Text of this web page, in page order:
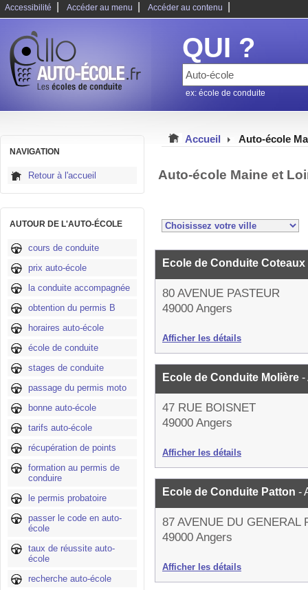
Accessibilité Accéder au menu Accéder au contenu
QUI ?
ex: école de conduite
NAVIGATION
Retour à l'accueil
AUTOUR DE L'AUTO-ÉCOLE
cours de conduite
prix auto-école
la conduite accompagnée
obtention du permis B
horaires auto-école
école de conduite
stages de conduite
passage du permis moto
bonne auto-école
tarifs auto-école
récupération de points
formation au permis de
conduire
le permis probatoire
passer le code en auto-
école
taux de réussite auto-
école
recherche auto-école
Accueil Auto-école
Auto-école Maine et
Ecole de Conduite
80 AVENUE PASTEUR
49000 Angers
Afficher les détails
Ecole de Conduite Molière -
47 RUE BOISNET
49000 Angers
Afficher les détails
Ecole de Conduite Patton -
87 AVENUE DU GENERAL
49000 Angers
Afficher les détails